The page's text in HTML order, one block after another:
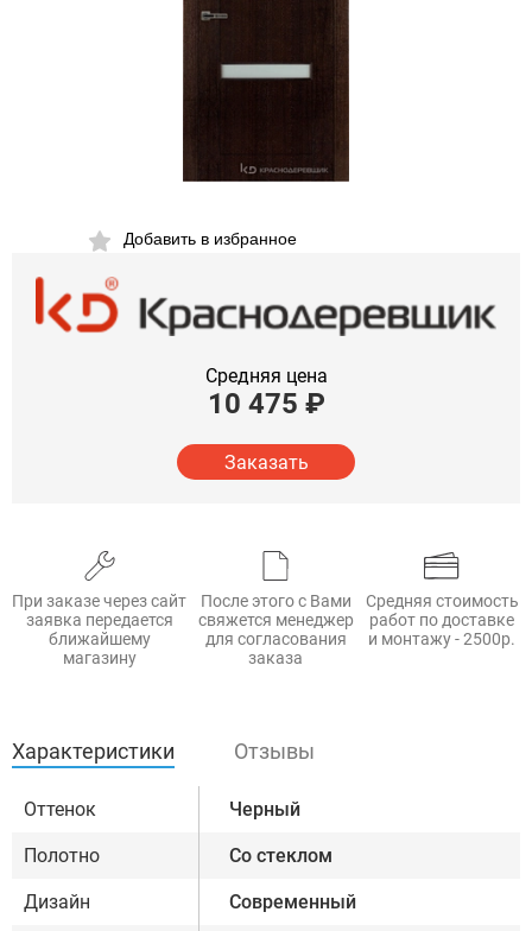
Добавить в избранное
Средняя цена
10 475 ₽
Заказать
При заказе через сайт
заявка передается
ближайшему
магазину
После этого с Вами
свяжется менеджер
для согласования
заказа
Средняя стоимость
работ по доставке
и монтажу - 2500р.
Характеристики Отзывы
Оттенок Черный
Полотно Со стеклом
Дизайн Современный